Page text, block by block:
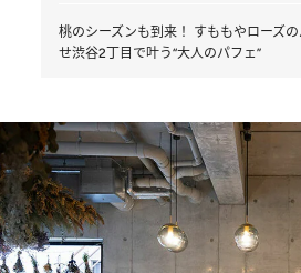
桃のシーズンも到来！ すももやローズ
せ渋谷2丁目で叶う“大人のパフェ”